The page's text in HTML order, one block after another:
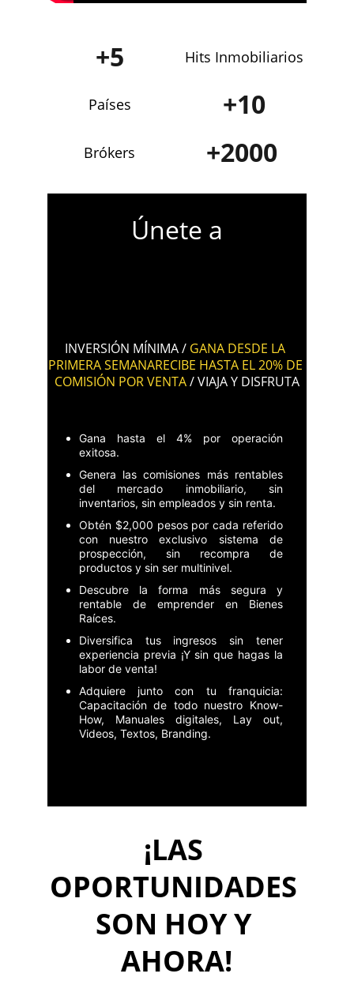
+5
+10
+2000
Hits Inmobiliarios
Países
Brókers
Únete a
INVERSIÓN MÍNIMA / GANA DESDE LA
PRIMERA SEMANARECIBE HASTA EL 20% DE
COMISIÓN POR VENTA / VIAJA Y DISFRUTA
Gana hasta el 4% por operación
exitosa.
Genera las comisiones más rentables
del mercado inmobiliario, sin
inventarios, sin empleados y sin renta.
Obtén $2,000 pesos por cada referido
con nuestro exclusivo sistema de
prospección, sin recompra de
productos y sin ser multinivel.
Descubre la forma más segura y
rentable de emprender en Bienes
Raíces.
Diversifica tus ingresos sin tener
experiencia previa ¡Y sin que hagas la
labor de venta!
Adquiere junto con tu franquicia:
Capacitación de todo nuestro Know-
How, Manuales digitales, Lay out,
Videos, Textos, Branding.
¡LAS
OPORTUNIDADES
SON HOY Y
AHORA!